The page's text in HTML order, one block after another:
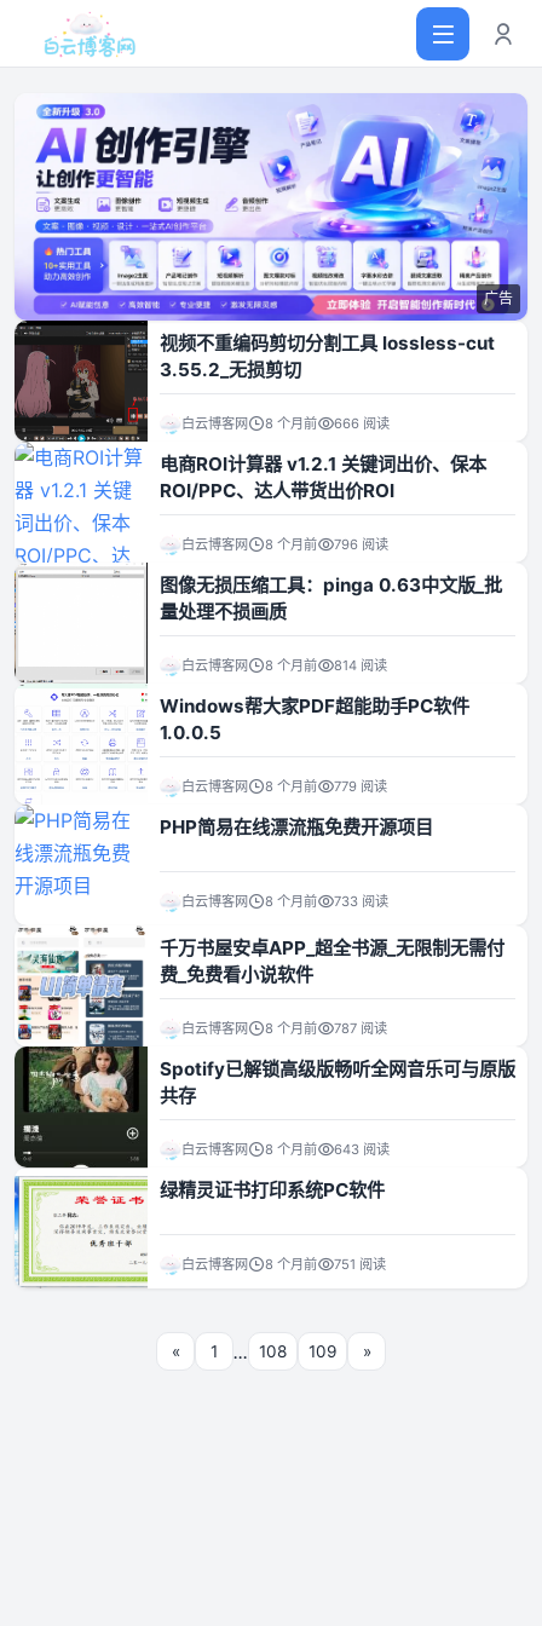
首页
网站源码
软件仓库
主题插件
技术分享
值得一看
广告
视频不重编码剪切分割工具 lossless-cut
3.55.2_无损剪切
白云博客网 8 个月前 666 阅读
电商ROI计算器 v1.2.1 关键词出价、保本
ROI/PPC、达人带货出价ROI
白云博客网 8 个月前 796 阅读
图像无损压缩工具：pinga 0.63中文版_批
量处理不损画质
白云博客网 8 个月前 814 阅读
Windows帮大家PDF超能助手PC软件
1.0.0.5
白云博客网 8 个月前 779 阅读
PHP简易在线漂流瓶免费开源项目
白云博客网 8 个月前 733 阅读
千万书屋安卓APP_超全书源_无限制无需付
费_免费看小说软件
白云博客网 8 个月前 787 阅读
Spotify已解锁高级版畅听全网音乐可与原版
共存
白云博客网 8 个月前 643 阅读
绿精灵证书打印系统PC软件
白云博客网 8 个月前 751 阅读
« 1 ... 108 109 »